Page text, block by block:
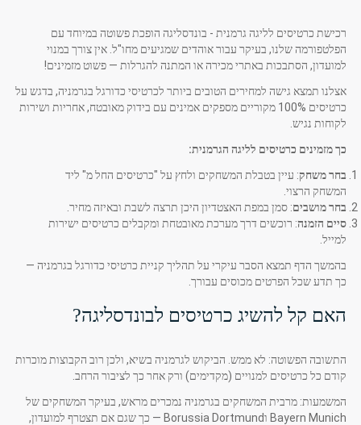
רכישת כרטיסים לליגה גרמנית - בונדסליגה הופכת פשוטה במיוחד עם
הפלטפורמה שלנו, בעיקר עבור אוהדים שמגיעים מחו"ל. אין צורך במנוי
למועדון, הסתבכות באתרי מכירה או המתנה להגרלות — פשוט מזמינים!
אצלנו תמצא גישה למחירים הטובים ביותר לכרטיסי כדורגל בגרמניה, בדגש על
כרטיסים 100% מקוריים מספקים אמינים עם בידוק מאובטח, אחריות ושירות
לקוחות נגיש.
כך מזמינים כרטיסים לליגה הגרמנית:
בחר משחק: עיין בטבלת המשחקים ולחץ על "כרטיסים החל מ" ליד
המשחק הרצוי.
בחר מושבים: סמן במפת האצטדיון היכן תרצה לשבת ובאיזה מחיר.
סיים הזמנה: רוכשים דרך מערכת מאובטחת ומקבלים כרטיסים ישירות
למייל.
בהמשך הדף תמצא הסבר עיקרי על תהליך קניית כרטיסי כדורגל בגרמניה —
כך תדע שכל הפרטים מכוסים עבורך.
האם קל להשיג כרטיסים לבונדסליגה?
התשובה הפשוטה: לא ממש. הביקוש לגרמניה בשיא, ולכן רוב הקבוצות מוכרות
קודם כל כרטיסים למנויים (מקדימים) ורק אחר כך לציבור הרחב.
המשמעות: מרבית המשחקים בגרמניה נמכרים מראש, בעיקר המשחקים של
Bayern Munich וBorussia Dortmund — כך שגם אם תצטרף למועדון,